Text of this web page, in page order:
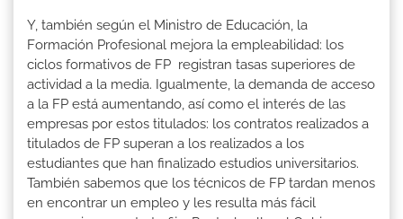
Y, también según el Ministro de Educación, la
Formación Profesional mejora la empleabilidad: los
ciclos formativos de FP registran tasas superiores de
actividad a la media. Igualmente, la demanda de acceso
a la FP está aumentando, así como el interés de las
empresas por estos titulados: los contratos realizados a
titulados de FP superan a los realizados a los
estudiantes que han finalizado estudios universitarios.
También sabemos que los técnicos de FP tardan menos
en encontrar un empleo y les resulta más fácil